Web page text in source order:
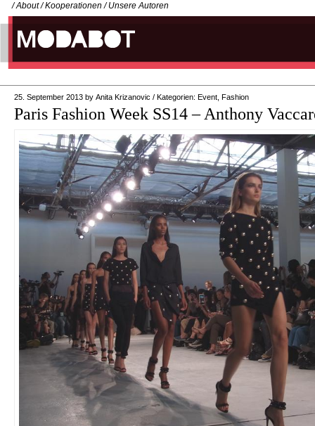
/ About / Kooperationen / Unsere Autoren
25. September 2013 by Anita Krizanovic / Kategorien: Event Fashion
Paris Fashion Week SS14 – Anthony